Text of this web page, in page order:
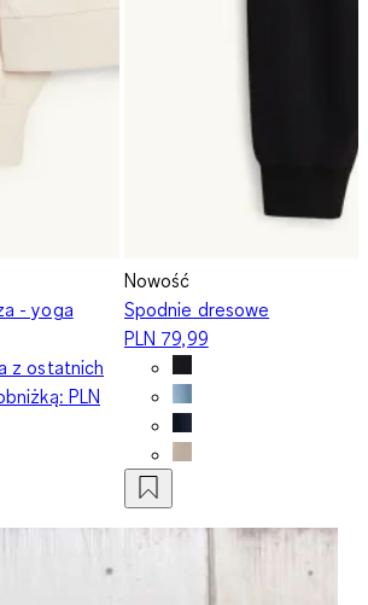
- yoga
z ostatnich
PLN
Nowość
Spodnie dresowe
PLN 79,99